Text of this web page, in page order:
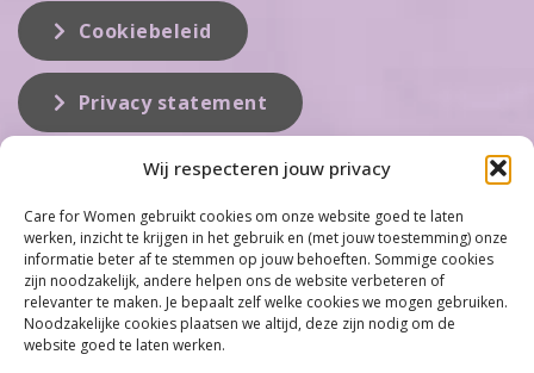
Wij respecteren jouw privacy
Care for Women gebruikt cookies om onze website goed te laten
werken, inzicht te krijgen in het gebruik en (met jouw toestemming) onze
informatie beter af te stemmen op jouw behoeften. Sommige cookies
zijn noodzakelijk, andere helpen ons de website verbeteren of
relevanter te maken. Je bepaalt zelf welke cookies we mogen gebruiken.
Noodzakelijke cookies plaatsen we altijd, deze zijn nodig om de
website goed te laten werken.
Cookiebeleid
Privacy statement
Care for Women is de eerste organisatie die zich inzet op het gebied
van hormonale problemen bij vrouwen. Met ruim 100 locaties
behoort Care for Women tot één van de grootste organisaties op dit
vakgebied...